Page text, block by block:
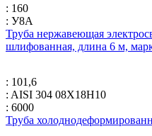
: 160
: У8А
Труба нержавеющая
шлифованная, длина 6 м,
: 101,6
: AISI 304 08Х18Н10
: 6000
Труба